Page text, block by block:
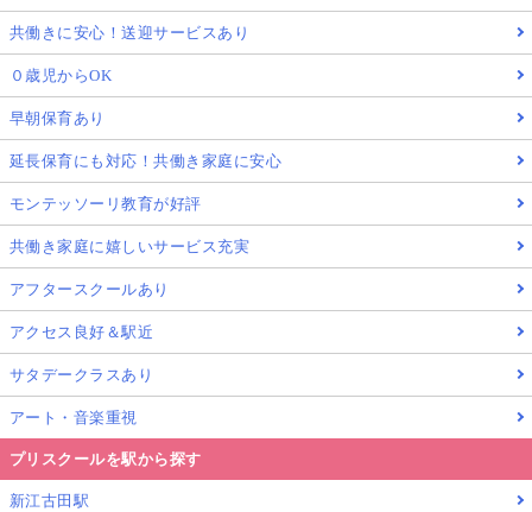
共働きに安心！送迎サービスあり
０歳児からOK
早朝保育あり
延長保育にも対応！共働き家庭に安心
モンテッソーリ教育が好評
共働き家庭に嬉しいサービス充実
アフタースクールあり
アクセス良好＆駅近
サタデークラスあり
アート・音楽重視
プリスクールを駅から探す
新江古田駅